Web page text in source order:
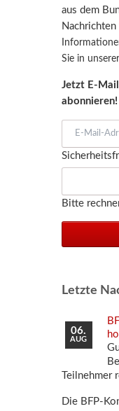
aus dem
Sie in unserer
Jetzt E-
abonnieren!
Adresse
Pflichtfeld
Bitte
Letzte
06.
AUG
Teilnehmer
Die BFP-